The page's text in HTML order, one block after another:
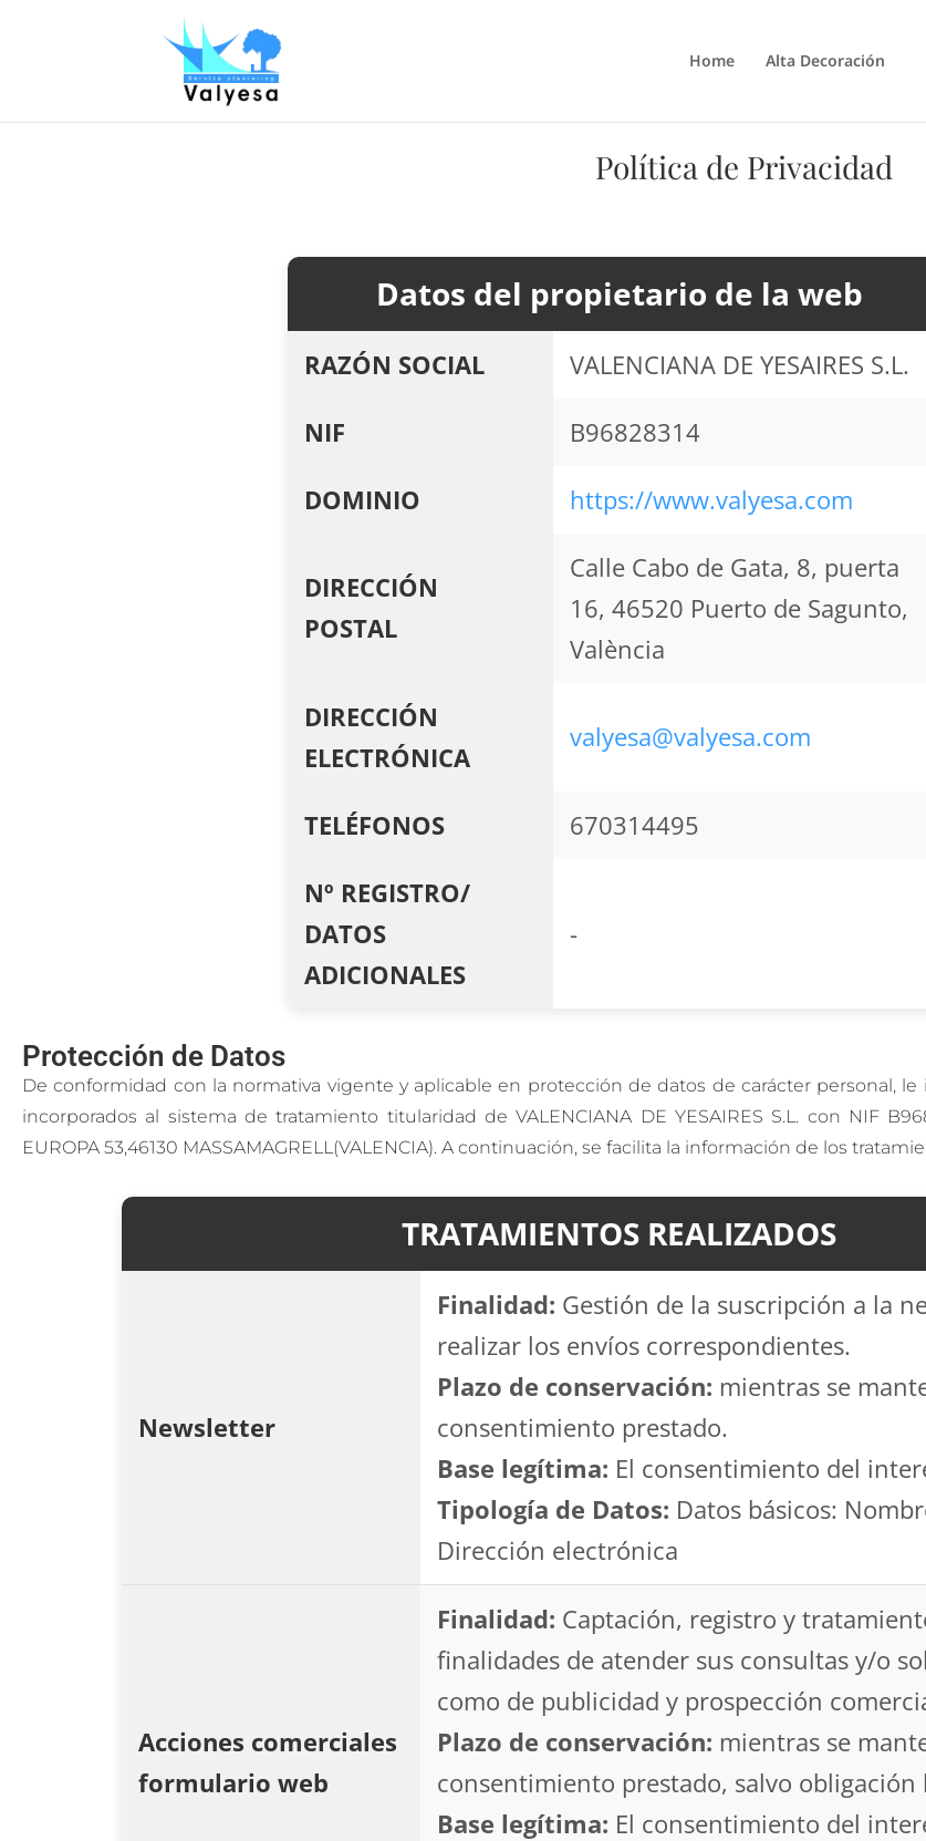
Home Alta Decoración
Política de Privacidad
Datos del propietario de la web
RAZÓN SOCIAL VALENCIANA DE YESAIRES S.L.
NIF B96828314
DOMINIO https://www.valyesa.com
DIRECCIÓN
POSTAL
Calle Cabo de Gata, 8, puerta
16, 46520 Puerto de Sagunto,
València
DIRECCIÓN
ELECTRÓNICA
valyesa@valyesa.com
TELÉFONOS 670314495
Nº REGISTRO/
DATOS
ADICIONALES
-
Protección de Datos
De conformidad con la normativa vigente y aplicable en protección de datos de carácter personal,
incorporados al sistema de tratamiento titularidad de VALENCIANA DE YESAIRES S.L. con NIF
EUROPA 53,46130 MASSAMAGRELL(VALENCIA). A continuación, se facilita la información de los
TRATAMIENTOS REALIZADOS
Newsletter
Finalidad: Gestión de la suscripción a la
realizar los envíos correspondientes.
Plazo de conservación: mientras se
consentimiento prestado.
Base legítima: El consentimiento del
Tipología de Datos: Datos básicos:
Dirección electrónica
Acciones comerciales
formulario web
Finalidad: Captación, registro y
finalidades de atender sus consultas y/o
como de publicidad y prospección
Plazo de conservación: mientras se
consentimiento prestado, salvo obligación
Base legítima: El consentimiento del